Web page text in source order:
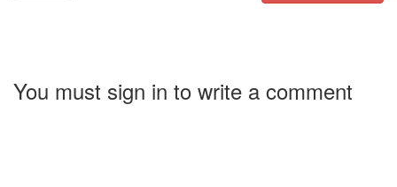
You must sign in to write a comment